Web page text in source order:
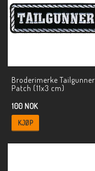
Broderimerke Tailgunner
Patch (11x3 cm)
100 NOK
KJØP